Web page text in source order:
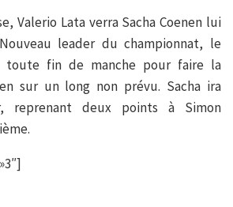
Valerio Lata verra Sacha Coenen lui
leader du championnat, le
toute fin de manche pour faire la
sur un long non prévu. Sacha ira
reprenant deux points à Simon